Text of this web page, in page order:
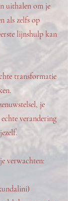
uithalen om je
als zelfs op
lijnshulp kan
transformatie
je
verandering
verwachten: